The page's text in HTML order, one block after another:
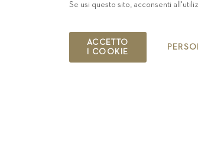
COPYRIGHT 2019
Se usi questo sito, acconsenti
ACCETTO
I COOKIE